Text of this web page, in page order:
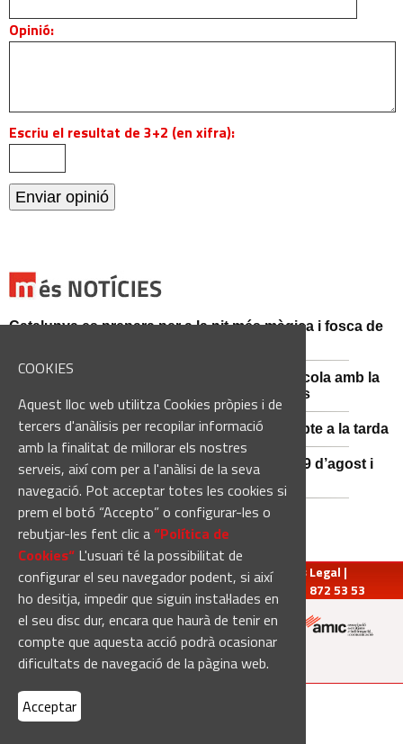
COOKIES
Aquest lloc web utilitza Cookies pròpies i de
tercers d'anàlisis per recopilar informació
amb la finalitat de millorar els nostres
serveis, així com per a l'anàlisi de la seva
navegació. Pot acceptar totes les cookies si
prem el botó “Accepto” o configurar-les o
rebutjar-les fent clic a“Política de
Cookies“ L'usuari té la possibilitat de
configurar el seu navegador podent, si així
ho desitja, impedir que siguin instal·lades en
el seu disc dur, encara que haurà de tenir en
compte que aquesta acció podrà ocasionar
dificultats de navegació de la pàgina web.
Acceptar
Opinió:
Escriu el resultat de 3+2 (en xifra):
Catalunya es prepara per a la nit més màgica i fosca de
Sant Fruitós posa en valor el patrimoni agrícola amb la
restauració i exposició de peces històriques
Es manté la previsió de pluges fortes dissabte a la tarda
El 3x3 de bàsquet de Solsona s’avança al 29 d’agost i
estrena premis en metàl·lic
redaccio@manresadiari.cat|Qui som Avís Legal |
Pompeu Fabra, 7-13, 08240-Manresa | Tel.: 93 872 53 53
Altres mitjans del grup: